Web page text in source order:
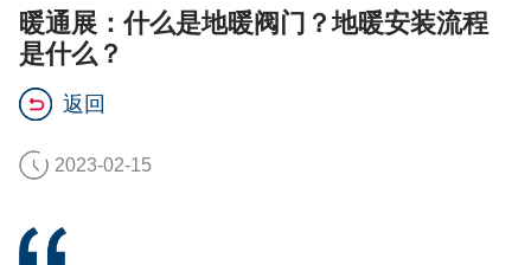
暖通展：什么是地暖阀门？地暖安装流程
是什么？
返回
2023-02-15